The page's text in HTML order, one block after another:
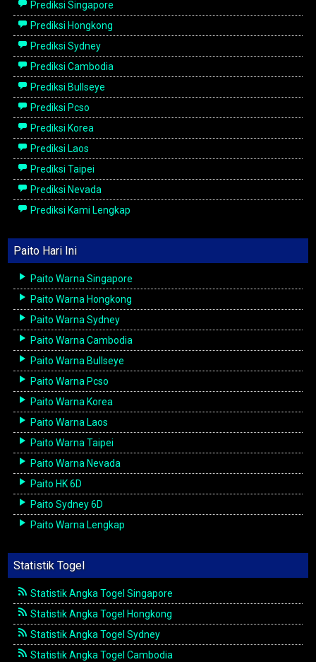
Prediksi Singapore
Prediksi Hongkong
Prediksi Sydney
Prediksi Cambodia
Prediksi Bullseye
Prediksi Pcso
Prediksi Korea
Prediksi Laos
Prediksi Taipei
Prediksi Nevada
Prediksi Kami Lengkap
Paito Hari Ini
Paito Warna Singapore
Paito Warna Hongkong
Paito Warna Sydney
Paito Warna Cambodia
Paito Warna Bullseye
Paito Warna Pcso
Paito Warna Korea
Paito Warna Laos
Paito Warna Taipei
Paito Warna Nevada
Paito HK 6D
Paito Sydney 6D
Paito Warna Lengkap
Statistik Togel
Statistik Angka Togel Singapore
Statistik Angka Togel Hongkong
Statistik Angka Togel Sydney
Statistik Angka Togel Cambodia